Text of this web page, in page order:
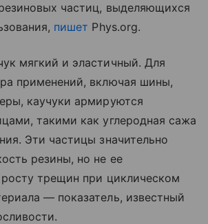
частиц, выделяющихся
пишет Phys.org.
мягкий и эластичный. Для
применений, включая шины,
каучуки армируются
такими как углеродная сажа
Эти частицы значительно
резины, но не ее
трещин при циклическом
— показатель, известный